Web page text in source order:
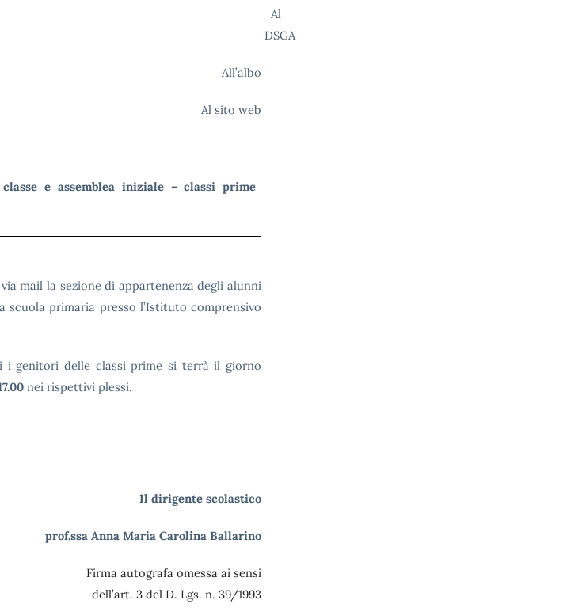
Al
DSGA
All’albo
Al sito web
e assemblea iniziale – classi prime
mail la sezione di appartenenza degli alunni
primaria presso l’Istituto comprensivo
i genitori delle classi prime si terrà il giorno
nei rispettivi plessi.
Il dirigente scolastico
prof.ssa Anna Maria Carolina Ballarino
Firma autografa omessa ai sensi
dell’art. 3 del D. Lgs. n. 39/1993